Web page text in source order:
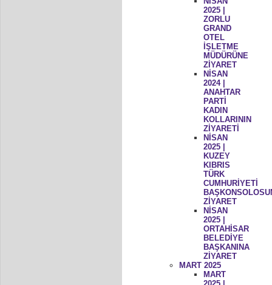
2025 |
ZORLU
GRAND
OTEL
İŞLETME
MÜDÜRÜNE
ZİYARET
NİSAN
2024 |
ANAHTAR
PARTİ
KADIN
KOLLARININ
ZİYARETİ
NİSAN
2025 |
KUZEY
KIBRIS
TÜRK
CUMHURİYETİ
ZİYARET
NİSAN
2025 |
ORTAHİSAR
BELEDİYE
BAŞKANINA
ZİYARET
MART 2025
MART